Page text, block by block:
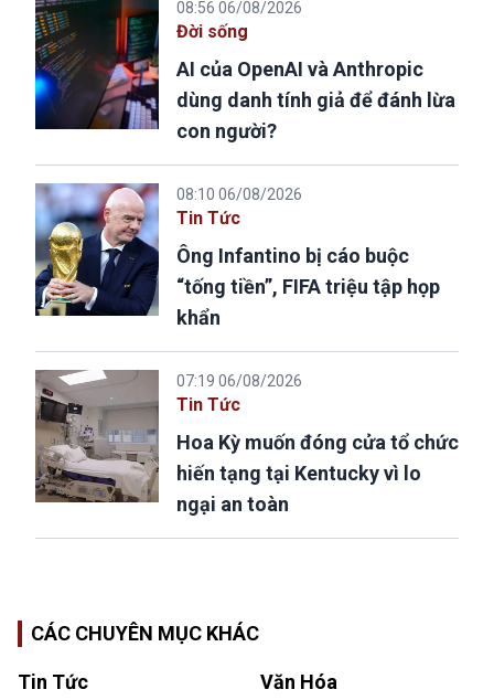
08:56 06/08/2026
Đời sống
AI của OpenAI và Anthropic
dùng danh tính giả để đánh lừa
con người?
08:10 06/08/2026
Tin Tức
Ông Infantino bị cáo buộc
“tống tiền”, FIFA triệu tập họp
khẩn
07:19 06/08/2026
Tin Tức
Hoa Kỳ muốn đóng cửa tổ chức
hiến tạng tại Kentucky vì lo
ngại an toàn
CÁC CHUYÊN MỤC KHÁC
Tin Tức Văn Hóa